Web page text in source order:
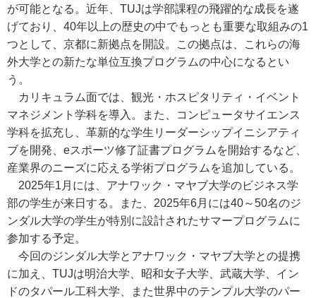
が可能となる。近年、TUJは学部課程の飛躍的な成長を遂
げており、40年以上の歴史の中でもっとも重要な取組みの1
つとして、京都に新拠点を開設。この拠点は、これらの海
外大学との新たな単位互換プログラムの中心になるとい
う。
カリキュラム面では、観光・ホスピタリティ・イベント
マネジメント学科を導入。また、コンピュータサイエンス
学科を拡充し、革新的な学生リーダーシップイニシアティ
ブを開発、eスポーツ修了証書プログラムを開始するなど、
産業界のニーズに応える学術プログラムを追加している。
2025年1月には、アナワック・マヤブ大学のビジネス学
部の学生が来日する。また、2025年6月には40～50名のジ
ンダル大学の学生が特別に設計されたサマープログラムに
参加する予定。
今回のジンダル大学とアナワック・マヤブ大学との提携
に加え、TUJは明治大学、昭和女子大学、武蔵大学、イン
ドのタパール工科大学、また世界中のテンプル大学のパー